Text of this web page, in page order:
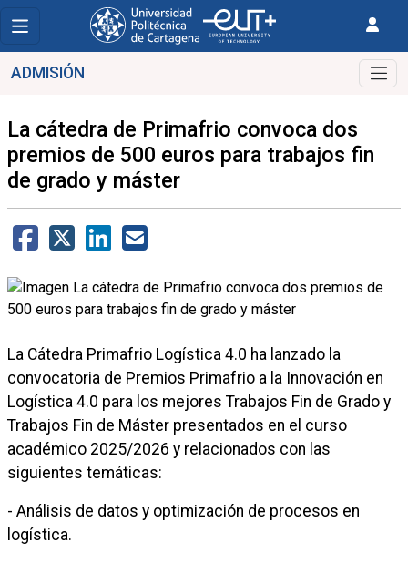
ADMISIÓN
La cátedra de Primafrio convoca dos
premios de 500 euros para trabajos fin
de grado y máster
La Cátedra Primafrio Logística 4.0 ha lanzado la
convocatoria de Premios Primafrio a la Innovación en
Logística 4.0 para los mejores Trabajos Fin de Grado y
Trabajos Fin de Máster presentados en el curso
académico 2025/2026 y relacionados con las
siguientes temáticas:
- Análisis de datos y optimización de procesos en
logística.